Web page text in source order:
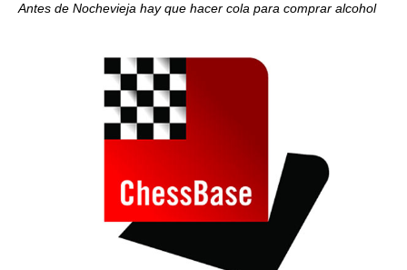
Antes de Nochevieja hay que hacer cola para comprar alcohol